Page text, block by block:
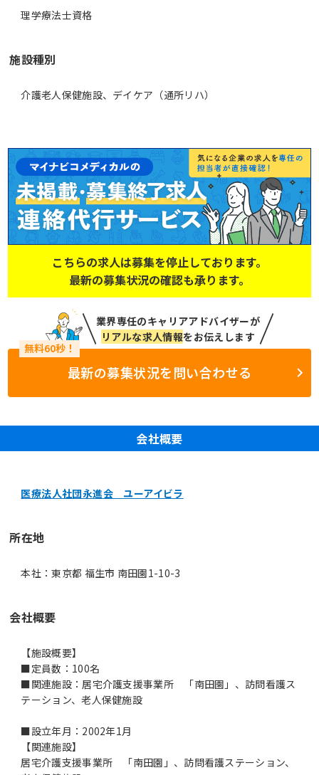
施設種別
介護老人保健施設、デイケア（通所リハ）
こちらの求人は募集を停止しております。
最新の募集状況の確認も承ります。
業界専任のキャリアアドバイザーが
リアルな求人情報をお伝えします
最新の募集状況を問い合わせる
会社概要
医療法人社団永進会 ユーアイビラ
所在地
本社：東京都 福生市 南田園1-10-3
会社概要
【施設概要】
■定員数：100名
■関連施設：居宅介護支援事業所 「南田園」、訪問看護ス
テーション、老人保健施設
■設立年月：2002年1月
【関連施設】
居宅介護支援事業所 「南田園」、訪問看護ステーション、